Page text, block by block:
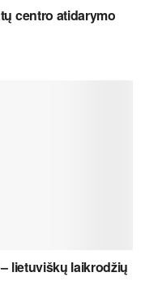
centro atidarymo
lietuviškų laikrodžių